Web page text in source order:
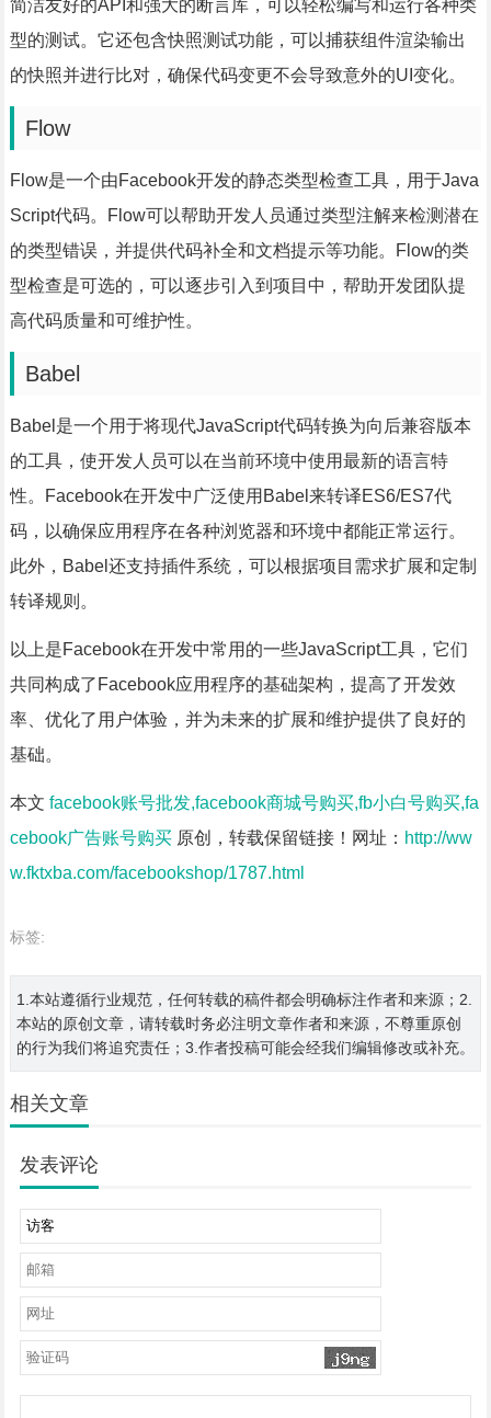
简洁友好的API和强大的断言库，可以轻松编写和运行各种类
型的测试。它还包含快照测试功能，可以捕获组件渲染输出
的快照并进行比对，确保代码变更不会导致意外的UI变化。
Flow
Flow是一个由Facebook开发的静态类型检查工具，用于Java
Script代码。Flow可以帮助开发人员通过类型注解来检测潜在
的类型错误，并提供代码补全和文档提示等功能。Flow的类
型检查是可选的，可以逐步引入到项目中，帮助开发团队提
高代码质量和可维护性。
Babel
Babel是一个用于将现代JavaScript代码转换为向后兼容版本
的工具，使开发人员可以在当前环境中使用最新的语言特
性。Facebook在开发中广泛使用Babel来转译ES6/ES7代
码，以确保应用程序在各种浏览器和环境中都能正常运行。
此外，Babel还支持插件系统，可以根据项目需求扩展和定制
转译规则。
以上是Facebook在开发中常用的一些JavaScript工具，它们
共同构成了Facebook应用程序的基础架构，提高了开发效
率、优化了用户体验，并为未来的扩展和维护提供了良好的
基础。
本文 facebook账号批发,facebook商城号购买,fb小白号购买,fa
cebook广告账号购买原创，转载保留链接！网址： http://ww
w.fktxba.com/facebookshop/1787.html
标签:
1.本站遵循行业规范，任何转载的稿件都会明确标注作者和来源；2.
本站的原创文章，请转载时务必注明文章作者和来源，不尊重原创
的行为我们将追究责任；3.作者投稿可能会经我们编辑修改或补充。
相关文章
发表评论